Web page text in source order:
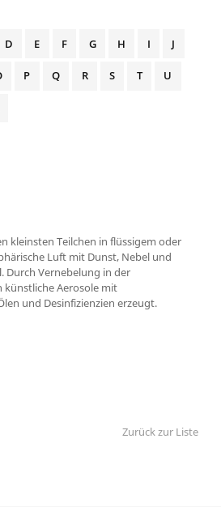
D E F G H I J
P Q R S T U
kleinsten Teilchen in flüssigem oder
Luft mit Dunst, Nebel und
Durch Vernebelung in der
Aerosole mit
und Desinfizienzien erzeugt.
Zurück zur Liste